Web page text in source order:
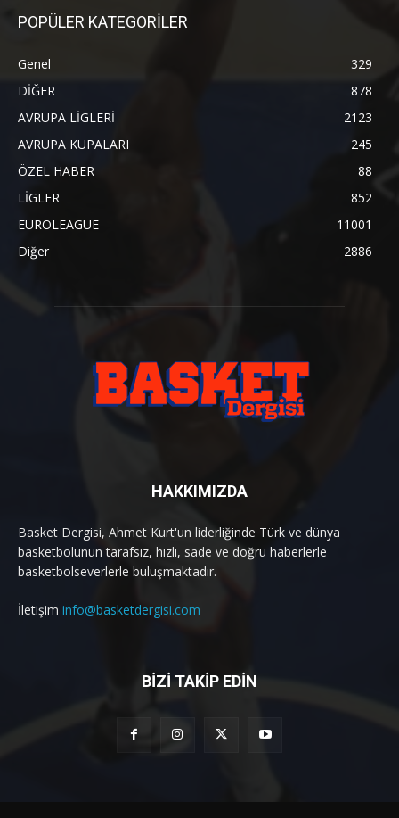
POPÜLER KATEGORİLER
Genel
329
DİĞER
878
AVRUPA LİGLERİ
2123
AVRUPA KUPALARI
245
ÖZEL HABER
88
LİGLER
852
EUROLEAGUE
11001
Diğer
2886
HAKKIMIZDA
Basket Dergisi, Ahmet Kurt'un liderliğinde Türk ve dünya
basketbolunun tarafsız, hızlı, sade ve doğru haberlerle
basketbolseverlerle buluşmaktadır.
İletişim info@basketdergisi.com
BİZİ TAKİP EDİN